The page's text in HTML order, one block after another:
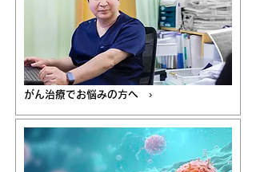
がん治療でお悩みの方へ ›